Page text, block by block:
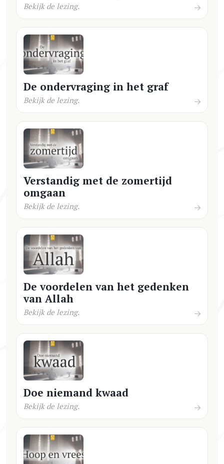
Bekijk de lezing.
De ondervraging in het graf
Bekijk de lezing.
Verstandig met de zomertijd
omgaan
Bekijk de lezing.
De voordelen van het gedenken
van Allah
Bekijk de lezing.
Doe niemand kwaad
Bekijk de lezing.